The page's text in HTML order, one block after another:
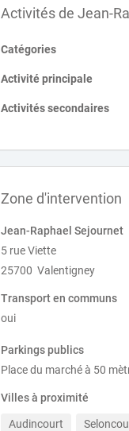
Activités de Jean-
Catégories
Activité principale
Activités secondaires
Zone d'intervention
Jean-Raphael Sejournet
5 rue Viette
25700 Valentigney
Transport en communs
oui
Parkings publics
Place du marché à 50
Villes à proximité
Audincourt